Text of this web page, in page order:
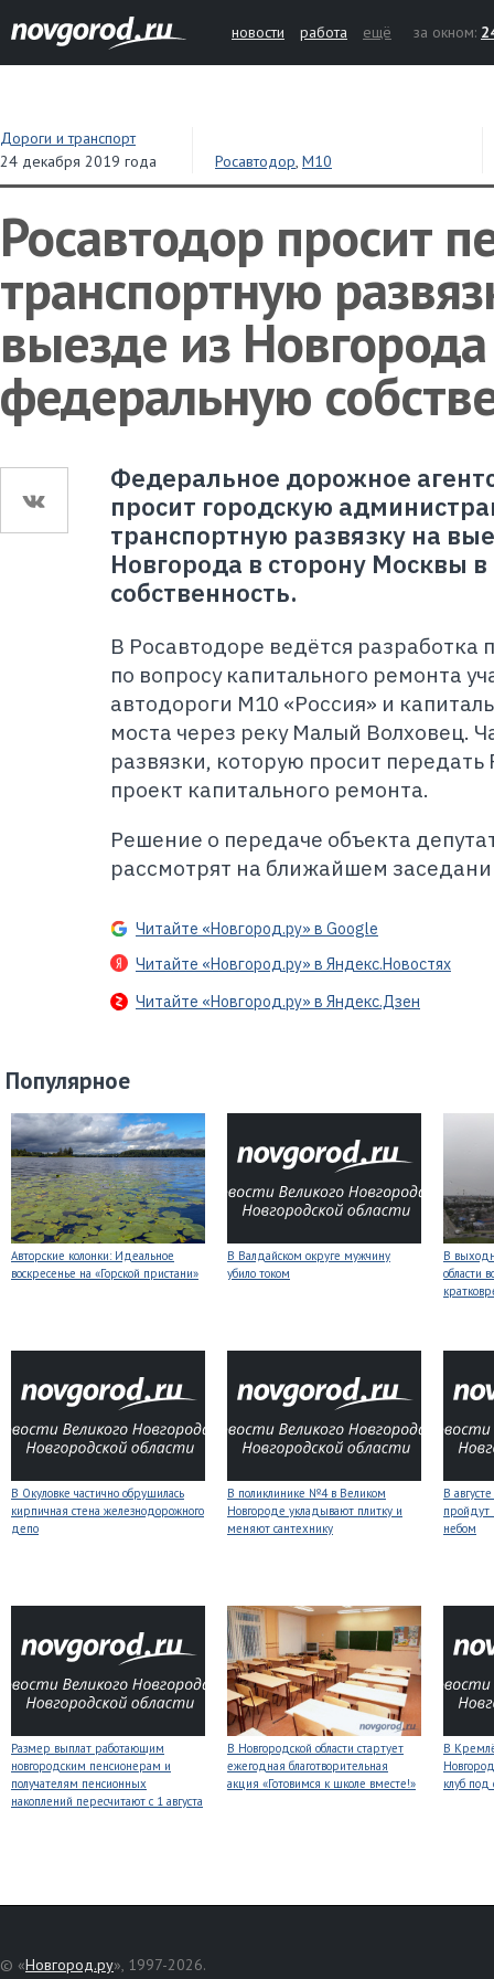
новости работа ещё за окном:
Дороги и транспорт
24 декабря 2019 года
Росавтодор, М10
Росавтодор просит
транспортную
выезде из
федеральную
Федеральное дорожное
просит городскую
транспортную развязку на
Новгорода в сторону Москвы
собственность.
В Росавтодоре ведётся
по вопросу капитального ремонта
автодороги М10 «Россия» и
моста через реку Малый Волховец.
развязки, которую просит
проект капитального ремонта.
Решение о передаче объекта
рассмотрят на ближайшем
Читайте «Новгород.ру» в Google
Читайте «Новгород.ру» в Яндекс.Новостях
Читайте «Новгород.ру» в Яндекс.Дзен
Популярное
Авторские колонки: Идеальное
воскресенье на «Горской пристани»
В Валдайском округе мужчину
убило током
В
области
В Окуловке частично обрушилась
кирпичная стена железнодорожного
депо
В поликлинике №4 в Великом
Новгороде укладывают плитку и
меняют сантехнику
В
небом
Размер выплат работающим
новгородским пенсионерам и
получателям пенсионных
накоплений пересчитают с 1 августа
В Новгородской области стартует
ежегодная благотворительная
акция «Готовимся к школе вместе!»
В
клуб
© «Новгород.ру», 1997-2026.